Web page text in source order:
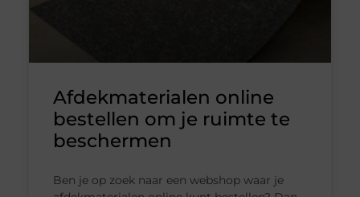
Afdekmaterialen online
bestellen om je ruimte te
beschermen
Ben je op zoek naar een webshop waar je